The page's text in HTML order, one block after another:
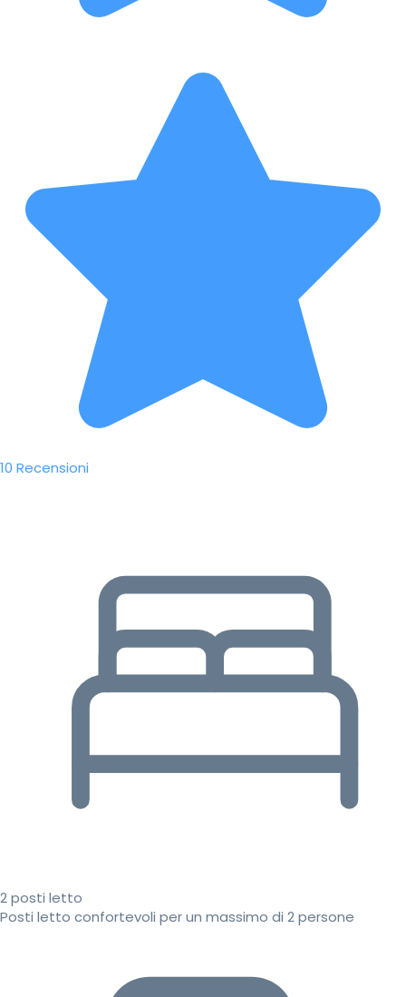
10 Recensioni
2 posti letto
Posti letto confortevoli per un massimo di 2 persone